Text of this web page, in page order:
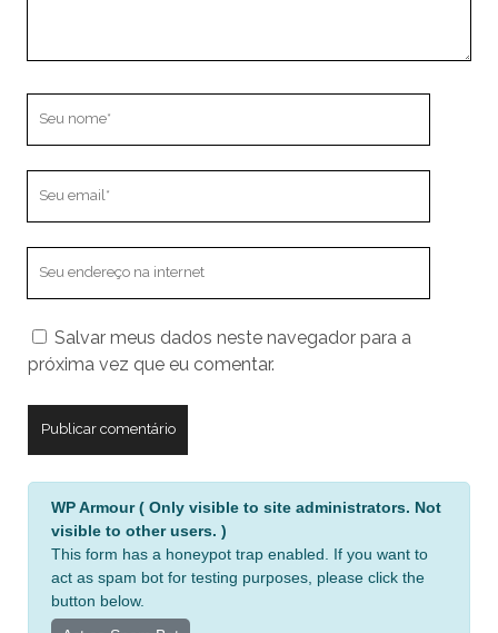
seu
site
Salvar meus dados neste navegador para a
próxima vez que eu comentar.
WP Armour ( Only visible to site administrators. Not
visible to other users. )
This form has a honeypot trap enabled. If you want to
act as spam bot for testing purposes, please click the
button below.